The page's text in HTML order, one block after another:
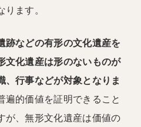
ます。
跡などの有形の文化遺産を
文化遺産は形のないものが
、行事などが対象となりま
遍的価値を証明できること
が、無形文化遺産は価値の